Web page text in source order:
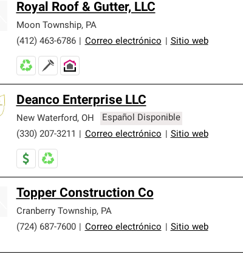
Royal Roof & Gutter, LLC
Moon Township, PA
(412) 463-6786
Correo electrónico Sitio web
Deanco Enterprise LLC
New Waterford , OH
Español Disponible
(330) 207-3211
Correo electrónico Sitio web
Topper Construction Co
Cranberry Township, PA
(724) 687-7600
Correo electrónico Sitio web